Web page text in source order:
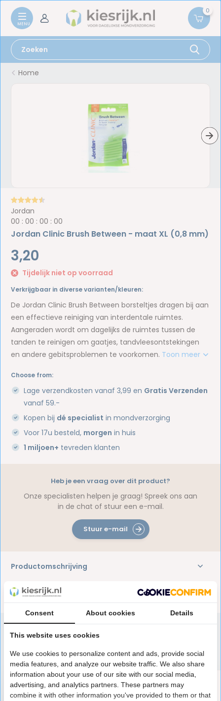
0
Home
Jordan
00 :00 :00 :00
Jordan Clinic Brush Between - maat XL (0,8 mm)
3,20
Tijdelijk niet op voorraad
Verkrijgbaar in diverse varianten/kleuren:
De Jordan Clinic Brush Between borsteltjes dragen bij aan
een effectieve reiniging van interdentale ruimtes.
Aangeraden wordt om dagelijks de ruimtes tussen de
tanden te reinigen om gaatjes, tandvleesontstekingen
en andere gebitsproblemen te voorkomen. Toon meer
Choose from:
Lage verzendkosten vanaf 3,99 en Gratis Verzenden
vanaf 59.-
Kopen bij dé specialist in mondverzorging
Voor 17u besteld, morgen in huis
1 miljoen+ tevreden klanten
Productomschrijving
Reviews
Heb je een vraag over dit product?
Onze specialisten helpen je graag! Spreek ons aan
in de chat of stuur een e-mail.
Stuur e-mail
Speciaal aanbevolen voor jou
Consent About cookies Details
This website uses cookies
We use cookies to personalize content and ads, provide social
media features, and analyze our website traffic. We also share
information about your use of our site with our social media,
advertising, and analytics partners. These partners may
combine it with other information you've provided to them or that